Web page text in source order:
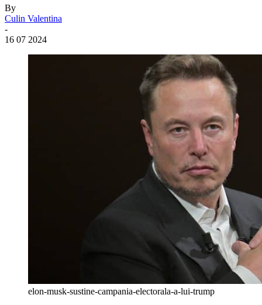
By
Culin Valentina
-
16 07 2024
elon-musk-sustine-campania-electorala-a-lui-trump